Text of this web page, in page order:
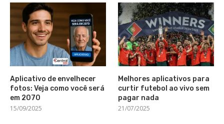
Aplicativo de envelhecer
fotos: Veja como você será
em 2070
15/09/2025
Melhores aplicativos para
curtir futebol ao vivo sem
pagar nada
21/07/2025